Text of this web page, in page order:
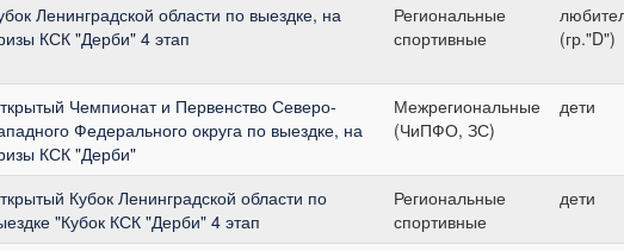
Ленинградской области по выездке, на
КСК "Дерби" 4 этап
Региональные
спортивные
(гр."D")
Чемпионат и Первенство Северо-
Федерального округа по выездке, на
КСК "Дерби"
Межрегиональные
(ЧиПФО, ЗС)
дети
Кубок Ленинградской области по
"Кубок КСК "Дерби" 4 этап
Региональные
спортивные
дети